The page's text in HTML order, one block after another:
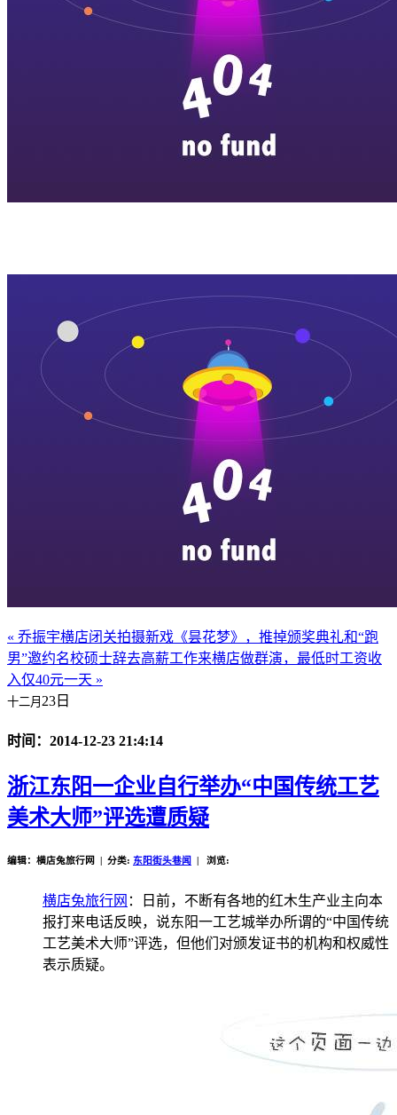
« 乔振宇横店闭关拍摄新戏《昙花梦》，推掉颁奖典礼和“跑
男”邀约名校硕士辞去高薪工作来横店做群演，最低时工资收
入仅40元一天 »
十二月 23日
时间：2014-12-23 21:4:14
浙江东阳一企业自行举办“中国传统工艺
美术大师”评选遭质疑
编辑：横店兔旅行网 | 分类: 东阳街头巷闻 | 浏览:
横店兔旅行网 ：日前，不断有各地的红木生产业主向本
报打来电话反映，说东阳一工艺城举办所谓的“中国传统
工艺美术大师”评选，但他们对颁发证书的机构和权威性
表示质疑。